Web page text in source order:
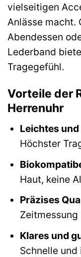
vielseitigen
Anlässe macht.
Abendessen
Lederband
Tragegefühl.
Vorteile der
Herrenuhr
Leichtes
Höchster
Haut, keine
Präzises
Klares und
Schnelle